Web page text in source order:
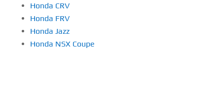
Honda CRV
Honda FRV
Honda Jazz
Honda NSX Coupe